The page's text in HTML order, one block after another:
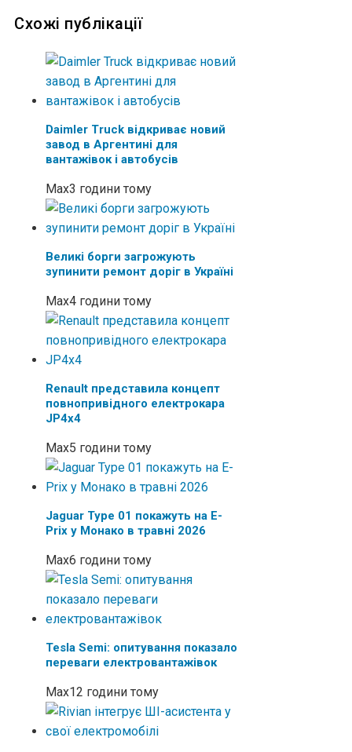
Схожі публікації
Daimler Truck відкриває новий
завод в Аргентині для
вантажівок і автобусів
Max3 години тому
Великі борги загрожують
зупинити ремонт доріг в Україні
Max4 години тому
Renault представила концепт
повнопривідного електрокара
JP4x4
Max5 години тому
Jaguar Type 01 покажуть на E-
Prix у Монако в травні 2026
Max6 години тому
Tesla Semi: опитування показало
переваги електровантажівок
Max12 години тому